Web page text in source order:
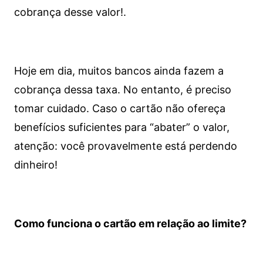
cobrança desse valor!.
Hoje em dia, muitos bancos ainda fazem a
cobrança dessa taxa. No entanto, é preciso
tomar cuidado. Caso o cartão não ofereça
benefícios suficientes para “abater” o valor,
atenção: você provavelmente está perdendo
dinheiro!
Como funciona o cartão em relação ao limite?